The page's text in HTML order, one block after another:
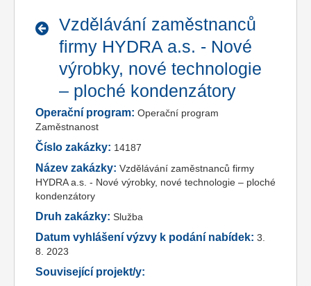
Vzdělávání zaměstnanců
firmy HYDRA a.s. - Nové
výrobky, nové technologie
– ploché kondenzátory
Operační program: Operační program
Zaměstnanost
Číslo zakázky: 14187
Název zakázky: Vzdělávání zaměstnanců firmy
HYDRA a.s. - Nové výrobky, nové technologie – ploché
kondenzátory
Druh zakázky: Služba
Datum vyhlášení výzvy k podání nabídek: 3.
8. 2023
Související projekt/y: